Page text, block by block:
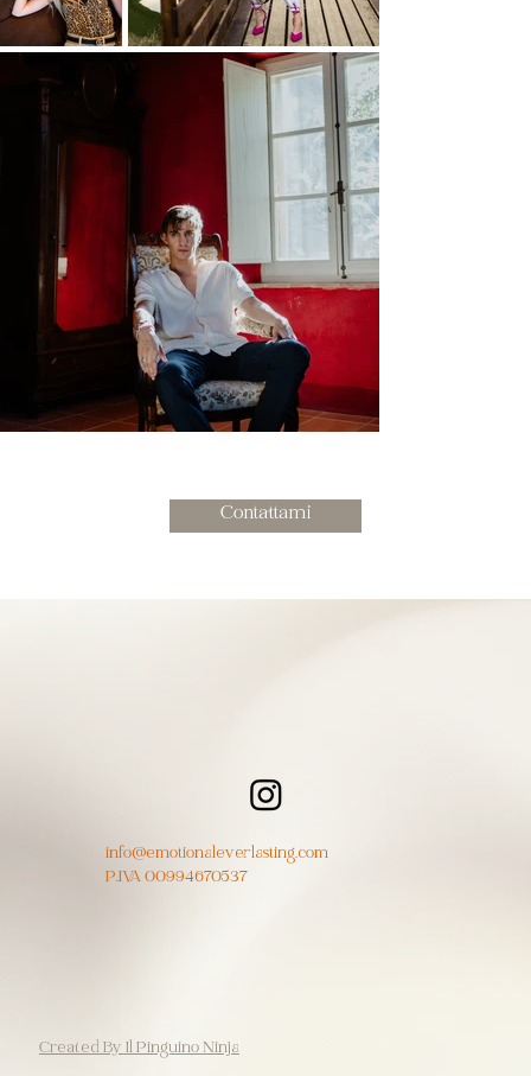
Contattami
info@emotionaleverlasting.com
P.IVA 00994670537
Created By Il Pinguino Ninja